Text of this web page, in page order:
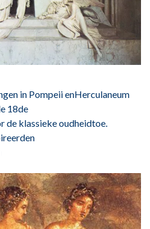
in Pompeii enHerculaneum
18de
de klassieke oudheidtoe.